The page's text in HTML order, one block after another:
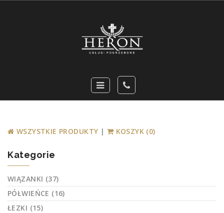
WSZYSTKIE PRODUKTY | KOSZYK (0)
Kategorie
WIĄZANKI (37)
PÓŁWIEŃCE (16)
ŁEZKI (15)